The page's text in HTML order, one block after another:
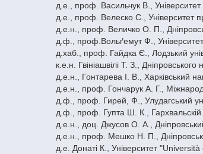
д.e., проф. Васильчук В.,
д.е., проф. Велеско С., Університет
д.e.н., проф. Величко О. П.,
д.ф., проф.Вольґемут Ф.,
д.хаб., проф. Гайдка Є., Лодзький
к.е.н. Гвініашвілі Т. З.,
д.e.н., Гонтарева І. В., Харківський
д.е.н., проф. Гончарук А. Г.,
д.ф., проф. Гирей, Ф., Улудагський
д.ф., проф. Гупта Ш. К., Гархвальскій
д.е.н., доц. Джусов О. А.,
д.е.н., проф. Мешко Н. П.,
д.е. Донаті К., Університет